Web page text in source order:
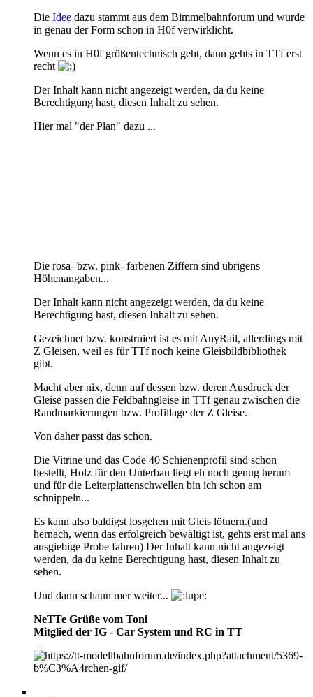
Die Idee dazu stammt aus dem Bimmelbahnforum und wurde
in genau der Form schon in H0f verwirklicht.
Wenn es in H0f größentechnisch geht, dann gehts in TTf erst
recht
Der Inhalt kann nicht angezeigt werden, da du keine
Berechtigung hast, diesen Inhalt zu sehen.
Hier mal "der Plan" dazu ...
Die rosa- bzw. pink- farbenen Ziffern sind übrigens
Höhenangaben...
Der Inhalt kann nicht angezeigt werden, da du keine
Berechtigung hast, diesen Inhalt zu sehen.
Gezeichnet bzw. konstruiert ist es mit AnyRail, allerdings mit
Z Gleisen, weil es für TTf noch keine Gleisbildbibliothek
gibt.
Macht aber nix, denn auf dessen bzw. deren Ausdruck der
Gleise passen die Feldbahngleise in TTf genau zwischen die
Randmarkierungen bzw. Profillage der Z Gleise.
Von daher passt das schon.
Die Vitrine und das Code 40 Schienenprofil sind schon
bestellt, Holz für den Unterbau liegt eh noch genug herum
und für die Leiterplattenschwellen bin ich schon am
schnippeln...
Es kann also baldigst losgehen mit Gleis lötnern.(und
hernach, wenn das erfolgreich bewältigt ist, gehts erst mal ans
ausgiebige Probe fahren) Der Inhalt kann nicht angezeigt
werden, da du keine Berechtigung hast, diesen Inhalt zu
sehen.
Und dann schaun mer weiter...
NeTTe Grüße vom Toni
Mitglied der IG - Car System und RC in TT